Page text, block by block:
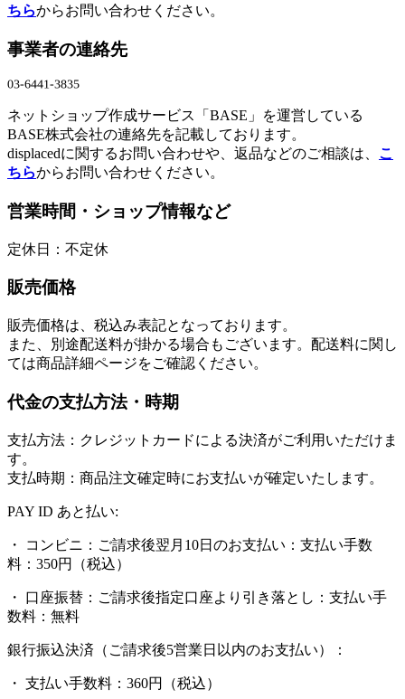
ちらからお問い合わせください。
事業者の連絡先
ネットショップ作成サービス「BASE」を運営している
BASE株式会社の連絡先を記載しております。
displacedに関するお問い合わせや、返品などのご相談は、 こ
ちらからお問い合わせください。
営業時間・ショップ情報など
定休日：不定休
販売価格
販売価格は、税込み表記となっております。
また、別途配送料が掛かる場合もございます。配送料に関し
ては商品詳細ページをご確認ください。
代金の支払方法・時期
支払方法：クレジットカードによる決済がご利用いただけま
す。
支払時期：商品注文確定時にお支払いが確定いたします。
PAY ID あと払い:
・ コンビニ：ご請求後翌月10日のお支払い：支払い手数
料：350円（税込）
・ 口座振替：ご請求後指定口座より引き落とし：支払い手
数料：無料
銀行振込決済（ご請求後5営業日以内のお支払い）：
・ 支払い手数料：360円（税込）